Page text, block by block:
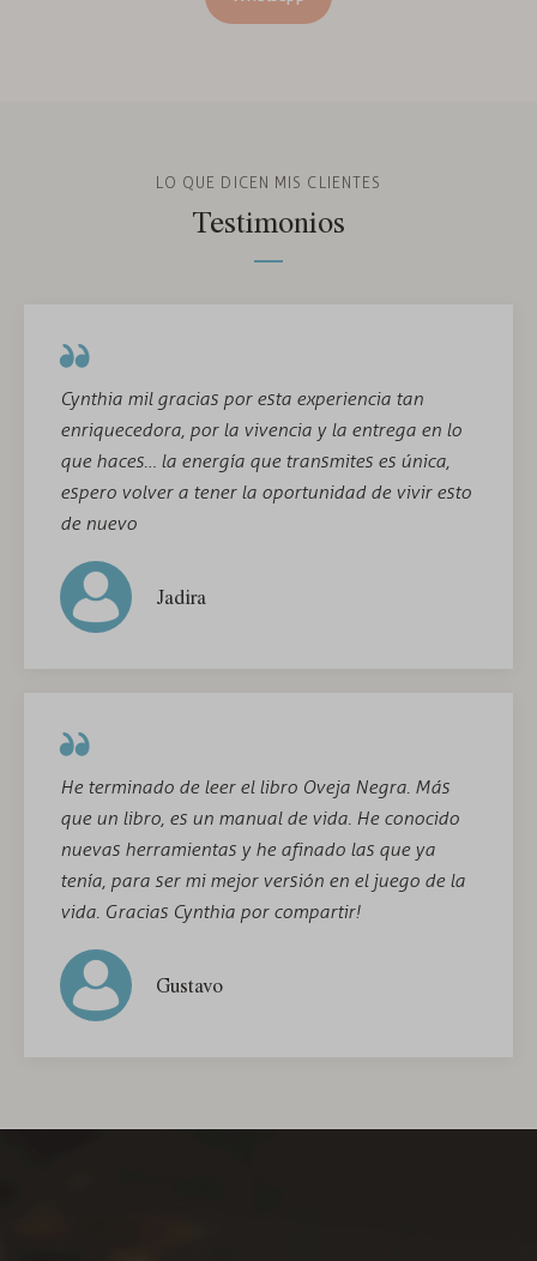
LO QUE DICEN MIS CLIENTES
Testimonios
Cynthia mil gracias por esta experiencia tan
enriquecedora, por la vivencia y la entrega en lo
que haces… la energía que transmites es única,
espero volver a tener la oportunidad de vivir esto
de nuevo
Jadira
He terminado de leer el libro Oveja Negra. Más
que un libro, es un manual de vida. He conocido
nuevas herramientas y he afinado las que ya
tenía, para ser mi mejor versión en el juego de la
vida. Gracias Cynthia por compartir!
Gustavo